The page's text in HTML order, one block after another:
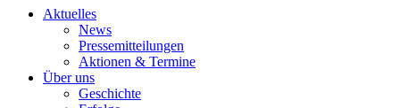
Aktuelles
News
Pressemitteilungen
Aktionen & Termine
Über uns
Geschichte